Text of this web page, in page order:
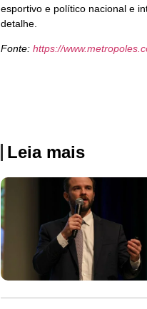
esportivo e político nacional e
detalhe.
Fonte: https://
Leia mais